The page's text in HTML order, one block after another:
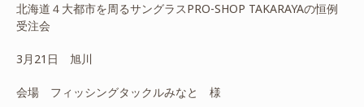
北海道４大都市を周るサングラスPRO-SHOP TAKARAYAの恒例
受注会
3月21日 旭川
会場 フィッシングタックルみなと 様